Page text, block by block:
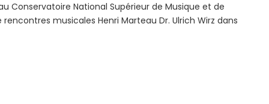
Conservatoire National Supérieur de Musique et de
musicales Henri Marteau Dr. Ulrich Wirz dans